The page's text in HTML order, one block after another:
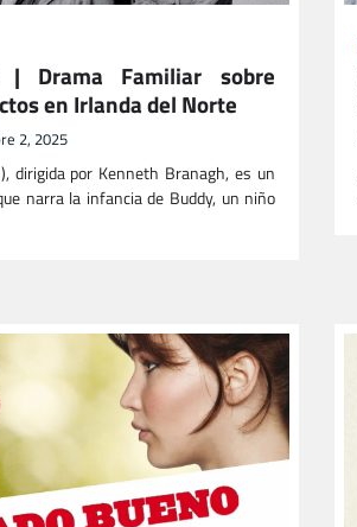
| Drama Familiar sobre
en Irlanda del Norte
2, 2025
dirigida por Kenneth Branagh, es un
narra la infancia de Buddy, un niño